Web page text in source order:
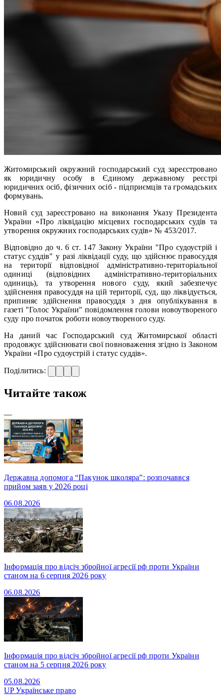
Житомирський окружний господарський суд зареєстровано
як юридичну особу в Єдиному державному реєстрі
юридичних осіб, фізичних осіб - підприємців та громадських
формувань.
Новий суд зареєстровано на виконання Указу Президента
України «Про ліквідацію місцевих господарських судів та
утворення окружних господарських судів» № 453/2017.
Відповідно до ч. 6 ст. 147 Закону України "Про судоустрій і
статус суддів" у разі ліквідації суду, що здійснює правосуддя
на території відповідної адміністративно-територіальної
одиниці (відповідних адміністративно-територіальних
одиниць), та утворення нового суду, який забезпечує
здійснення правосуддя на цій території, суд, що ліквідується,
припиняє здійснення правосуддя з дня опублікування в
газеті "Голос України" повідомлення голови новоутвореного
суду про початок роботи новоутвореного суду.
На даний час Господарський суд Житомирської області
продовжує здійснювати свої повноваження згідно із Законом
України «Про судоустрій і статус суддів».
Поділитись:
Читайте також
—
Державна допомога “Пакунок школяра”: розпочаввся
прийом заяв у 2026 році
06.08.2026
Інформація про відсіч збройної агресії рф проти України
станом на 6 серпня 2026 року
06.08.2026
Інформація про відсіч збройної агресії рф проти України
станом на 5 серпня 2026 року
05.08.2026
UPУкраїнське право